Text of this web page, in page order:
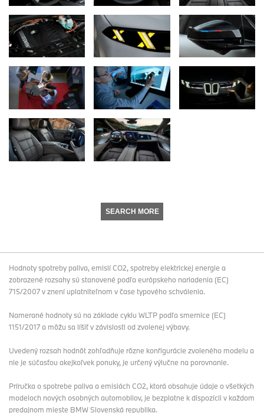
SEARCH MORE
Hodnoty spotreby paliva, emisií CO2, spotreby elektrickej energie a
zobrazené rozsahy sú stanovené podľa európskeho nariadenia (EC)
715/2007 v znení uplatniteľnom v čase typového schválenia.
Namerané hodnoty sú na základe cyklu WLTP podľa smernice (EC)
1151/2017 a môžu sa líšiť v závislosti od zvolenej výbavy.
Uvedený rozsah hodnôt zohľadňuje rôzne konfigurácie zvoleného modelu a
nie je súčasťou akejkoľvek ponuky, je určený výlučne na porovnanie.
Príručka o spotrebe paliva a emisiách CO2, ktorá obsahuje údaje o všetkých
modeloch nových osobných automobilov, je bezplatne k dispozícii v každom
predajnom mieste BMW Slovenská republika.